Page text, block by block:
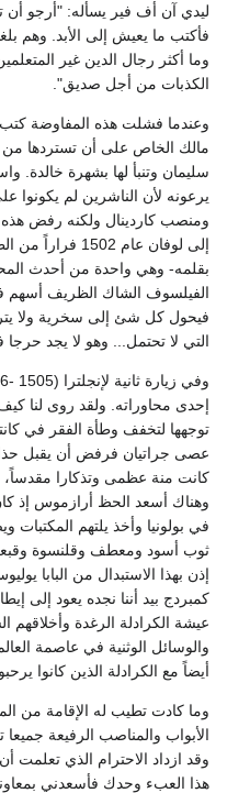
ليدي آن أف فير يسأله: "أرجو أن
فأكتب ما يعيش إلى الأبد. وهم
وما أكثر رجال الدين غير
الكذبات من أجل صديق".
وعندما فشلت هذه المفاوضة
مالك الخاص على أن تستردها من
سليمان وتنبأ لها بشهرة خالدة.
يرعونه لأن الناشرين لم
ومنصب كاردينال ولكنه رفض
إلى لوفان
بقلمه- وهي واحدة من أحدث
فيحول كل شئ إلى سخرية ولا
التي لا تحتمل... وهو لا يجد
إحدى محاوراته. ولقد روى لنا
توجهها لتخفف وطأة الفقر في
عصى جراتيان فرفض أن يقبل
كانت منة عظمى وتذكارا مقدساً،
وهناك أسعد الحظ أرازموس إذ
في بولونيا وأخذ يلتهم
عيشة الكرادلة الرغدة
والوسائل الوثنية في عاصمة
أيضاً مع الكرادلة الذين كانوا
وما كادت تطيب له الإقامة من
الأبواب والمناصب الرفيعة
وقد ازداد الاحترام الذي
هذا العبء وحدك فأسعدني